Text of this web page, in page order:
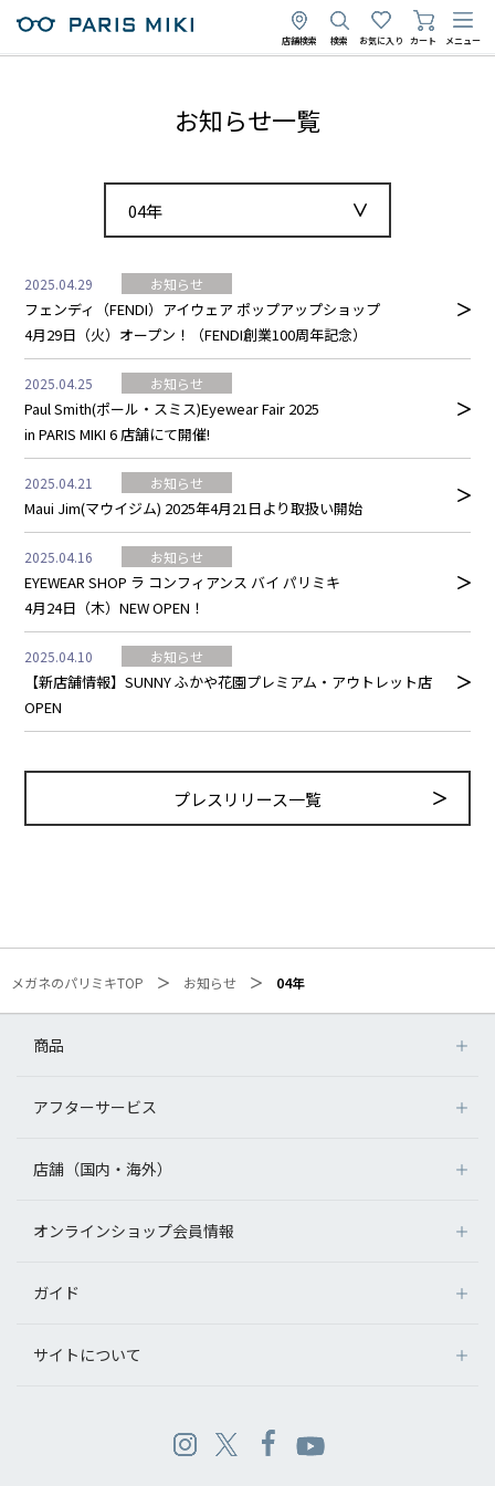
店舗検索 検索 お気に入り カート メニュー
お知らせ一覧
04年
2025.04.29 お知らせ
フェンディ（FENDI）アイウェア ポップアップショップ
4月29日（火）オープン！（FENDI創業100周年記念）
2025.04.25 お知らせ
Paul Smith(ポール・スミス)Eyewear Fair 2025
in PARIS MIKI 6 店舗にて開催!
2025.04.21 お知らせ
Maui Jim(マウイジム) 2025年4月21日より取扱い開始
2025.04.16 お知らせ
EYEWEAR SHOP ラ コンフィアンス バイ パリミキ
4月24日（木）NEW OPEN！
2025.04.10 お知らせ
【新店舗情報】SUNNY ふかや花園プレミアム・アウトレット店
OPEN
プレスリリース一覧
メガネのパリミキTOP お知らせ 04年
商品
アフターサービス
店舗（国内・海外）
オンラインショップ会員情報
ガイド
サイトについて